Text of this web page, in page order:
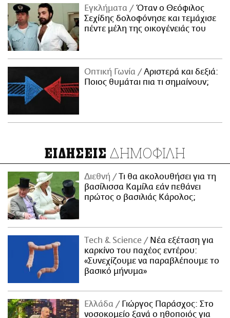
Εγκλήματα
Όταν ο Θεόφιλος
Σεχίδης δολοφόνησε και τεμάχισε
πέντε μέλη της οικογένειάς του
Οπτική Γωνία
Αριστερά και δεξιά:
Ποιος θυμάται πια τι σημαίνουν;
ΕΙΔΗΣΕΙΣ ΔΗΜΟΦΙΛΗ
Διεθνή
Τι θα ακολουθήσει για τη
βασίλισσα Καμίλα εάν πεθάνει
πρώτος ο βασιλιάς Κάρολος;
Τech & Science
Νέα εξέταση για
καρκίνο του παχέος εντέρου:
«Συνεχίζουμε να παραβλέπουμε το
βασικό μήνυμα»
Ελλάδα
Γιώργος Παράσχος: Στο
νοσοκομείο ξανά ο ηθοποιός για